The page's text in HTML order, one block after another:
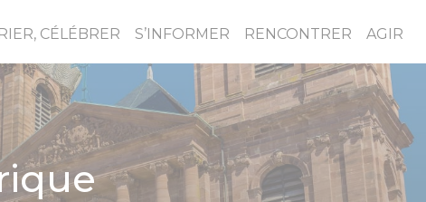
CÉLÉBRER S’INFORMER RENCONTRER AGIR